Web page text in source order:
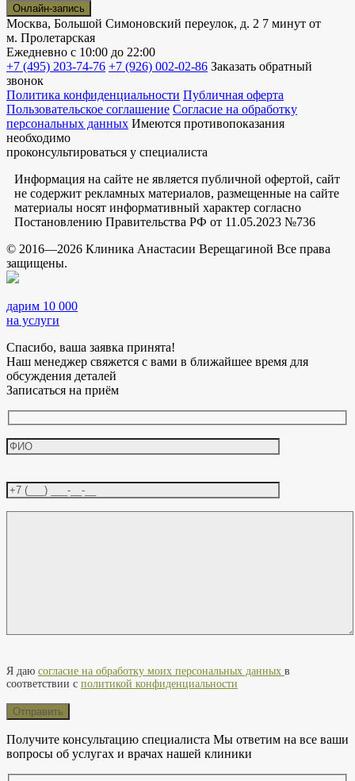
Онлайн-запись
Москва, Большой Симоновский переулок, д. 2 7 минут от
м. Пролетарская
Ежедневно с 10:00 до 22:00
+7 (495) 203-74-76 +7 (926) 002-02-86 Заказать обратный
звонок
Политика конфиденциальности Публичная оферта
Пользовательское соглашение Согласие на обработку
персональных данных Имеются противопоказания
необходимо
проконсультироваться у специалиста
Информация на сайте не является публичной офертой, сайт
не содержит рекламных материалов, размещенные на сайте
материалы носят информативный характер согласно
Постановлению Правительства РФ от 11.05.2023 №736
© 2016—2026 Клиника Анастасии Верещагиной Все права
защищены.
дарим 10 000
на услуги
Спасибо, ваша заявка принята!
Наш менеджер свяжется с вами в ближайшее время для
обсуждения деталей
Записаться на приём
Я даю согласие на обработку моих персональных данных в
соответствии с политикой конфиденциальности
Получите консультацию специалиста Мы ответим на все ваши
вопросы об услугах и врачах нашей клиники